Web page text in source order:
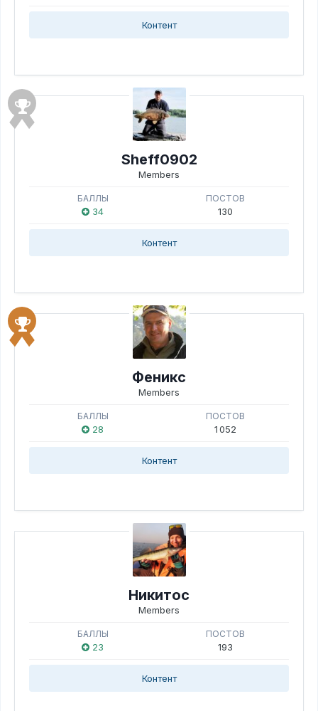
Контент
Sheff0902
Members
БАЛЛЫ
34
ПОСТОВ
130
Контент
Феникс
Members
БАЛЛЫ
28
ПОСТОВ
1 052
Контент
Никитос
Members
БАЛЛЫ
23
ПОСТОВ
193
Контент